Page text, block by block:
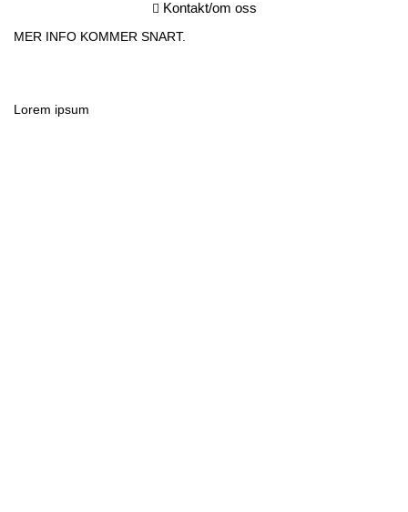
Kontakt/om oss
MER INFO KOMMER SNART.
Lorem ipsum